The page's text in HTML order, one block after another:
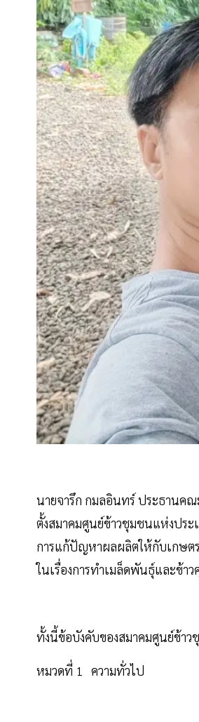
นายจารึก กมลอินทร์ ประธานค
ตั้งสมาคมศูนย์ข้าวชุมชนแห่งประ
การแก้ปัญหาผลผลิตให้กับเกษต
ในเรื่องการทำเมล็ดพันธุ์และข้
ทั้งนี้ข้อบังคับของสมาคมศูนย์ข้า
หมวดที่ 1 ความทั่วไป